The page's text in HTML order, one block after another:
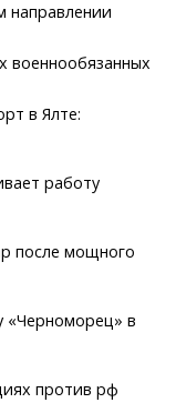
военнообязанных
в Ялте:
работу
после мощного
«Черноморец» в
против рф